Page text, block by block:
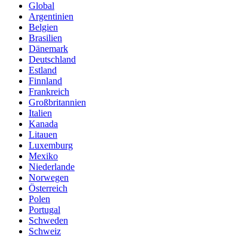
Global
Argentinien
Belgien
Brasilien
Dänemark
Deutschland
Estland
Finnland
Frankreich
Großbritannien
Italien
Kanada
Litauen
Luxemburg
Mexiko
Niederlande
Norwegen
Österreich
Polen
Portugal
Schweden
Schweiz